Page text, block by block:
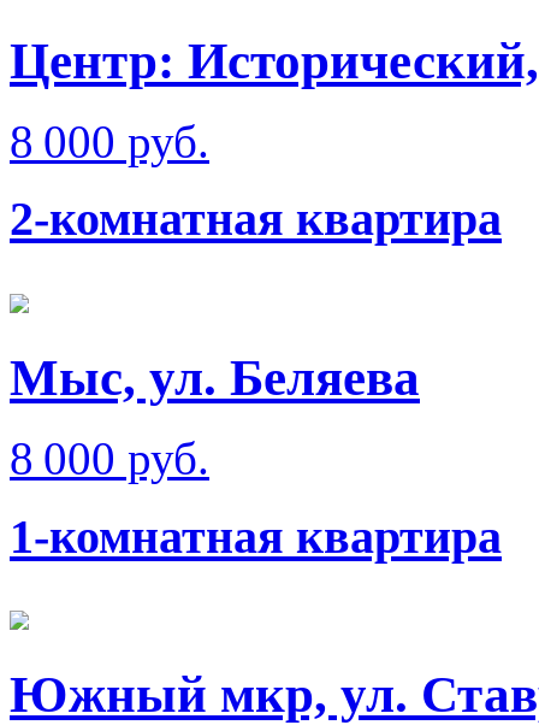
Центр:
8 000 руб.
2-комнатная квартира
Мыс, ул. Беляева
8 000 руб.
1-комнатная квартира
Южный мкр, ул.